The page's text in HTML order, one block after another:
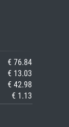
€ 76.84
€ 13.03
€ 42.98
€ 1.13